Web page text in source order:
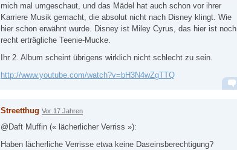
mich mal umgeschaut, und das Mädel hat auch schon vor ihrer
Karriere Musik gemacht, die absolut nicht nach Disney klingt. Wie
hier schon erwähnt wurde. Disney ist Miley Cyrus, das hier ist noch
recht erträgliche Teenie-Mucke.
Ihr 2. Album scheint übrigens wirklich nicht schlecht zu sein.
http://www.youtube.com/watch?v=bH3N4wZgTTQ
Streetthug Vor 17 Jahren
@Daft Muffin (« lächerlicher Verriss »):
Haben lächerliche Verrisse etwa keine Daseinsberechtigung?